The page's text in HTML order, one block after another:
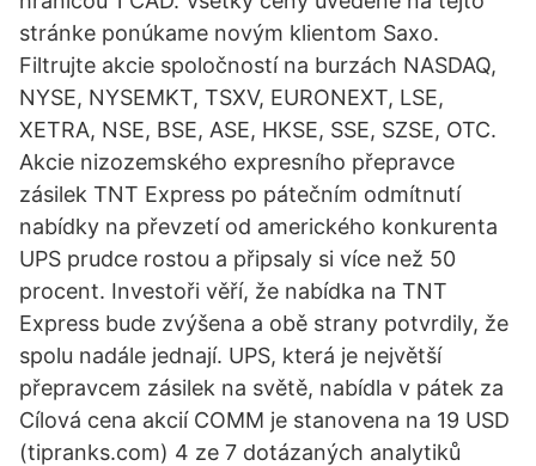
stránke ponúkame novým klientom Saxo.
Filtrujte akcie spoločností na burzách NASDAQ,
NYSE, NYSEMKT, TSXV, EURONEXT, LSE,
XETRA, NSE, BSE, ASE, HKSE, SSE, SZSE, OTC.
Akcie nizozemského expresního přepravce
zásilek TNT Express po pátečním odmítnutí
nabídky na převzetí od amerického konkurenta
UPS prudce rostou a připsaly si více než 50
procent. Investoři věří, že nabídka na TNT
Express bude zvýšena a obě strany potvrdily, že
spolu nadále jednají. UPS, která je největší
přepravcem zásilek na světě, nabídla v pátek za
Cílová cena akcií COMM je stanovena na 19 USD
(tipranks.com) 4 ze 7 dotázaných analytiků